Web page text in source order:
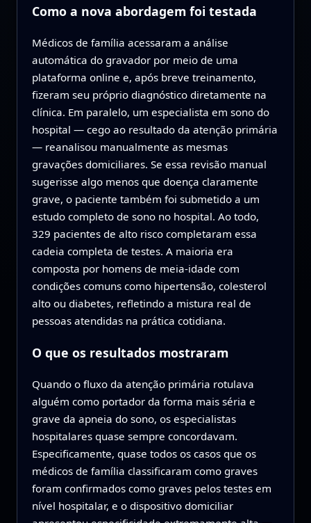
Como a nova abordagem foi testada
Médicos de família acessaram a análise
automática do gravador por meio de uma
plataforma online e, após breve treinamento,
fizeram seu próprio diagnóstico diretamente na
clínica. Em paralelo, um especialista em sono do
hospital — cego ao resultado da atenção primária
— reanalisou manualmente as mesmas
gravações domiciliares. Se essa revisão manual
sugerisse algo menos que doença claramente
grave, o paciente também foi submetido a um
estudo completo de sono no hospital. Ao todo,
329 pacientes de alto risco completaram essa
cadeia completa de testes. A maioria era
composta por homens de meia-idade com
condições comuns como hipertensão, colesterol
alto ou diabetes, refletindo a mistura real de
pessoas atendidas na prática cotidiana.
O que os resultados mostraram
Quando o fluxo da atenção primária rotulava
alguém como portador da forma mais séria e
grave da apneia do sono, os especialistas
hospitalares quase sempre concordavam.
Especificamente, quase todos os casos que os
médicos de família classificaram como graves
foram confirmados como graves pelos testes em
nível hospitalar, e o dispositivo domiciliar